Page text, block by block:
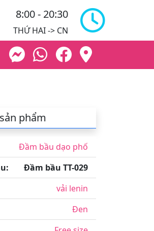
8:00 - 20:30
THỨ HAI -> CN
phẩm
Đầm bầu dạo phố
Đầm bầu TT-029
vải lenin
Đen